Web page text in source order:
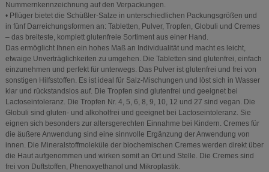
Nummernkennzeichnung auf den Verpackungen.
• Pflüger bietet die Schüßler-Salze in unterschiedlichen Packungsgrößen und
in fünf Darreichungsformen an: Tabletten, Pulver, Tropfen, Globuli und Cremes
– das breiteste, komplett glutenfreie Sortiment aus einer Hand.
Das ermöglicht Ihnen ein hohes Maß an Individualität und macht es leicht,
etwaige Unverträglichkeiten zu umgehen. Die Tabletten sind glutenfrei, einfach
einzunehmen und perfekt für unterwegs. Das Pulver ist glutenfrei und frei von
sonstigen Hilfsstoffen. Es ist ideal für Salz-Mischungen und löst sich in Wasser
klar und rückstandslos auf. Die Tropfen sind glutenfrei und geeignet bei
Lactoseintoleranz. Die Tropfen Nr. 4, 5, 6, 8, 9, 10, 12 und 27 sind vegan. Die
Globuli sind gluten- und alkoholfrei und geeignet bei Lactoseintoleranz. Sie
eignen sich besonders zur altersgerechten Einnahme bei Kindern. Cremes für
die äußere Anwendung sind eine sinnvolle Ergänzung der Anwendung von
innen. Die Mineralstoffmoleküle der biochemischen Cremes werden direkt über
die Haut aufgenommen und wirken somit an Ort und Stelle. Die Cremes sind
frei von Duftstoffen, Phenoxyethanol und Mikroplastik.